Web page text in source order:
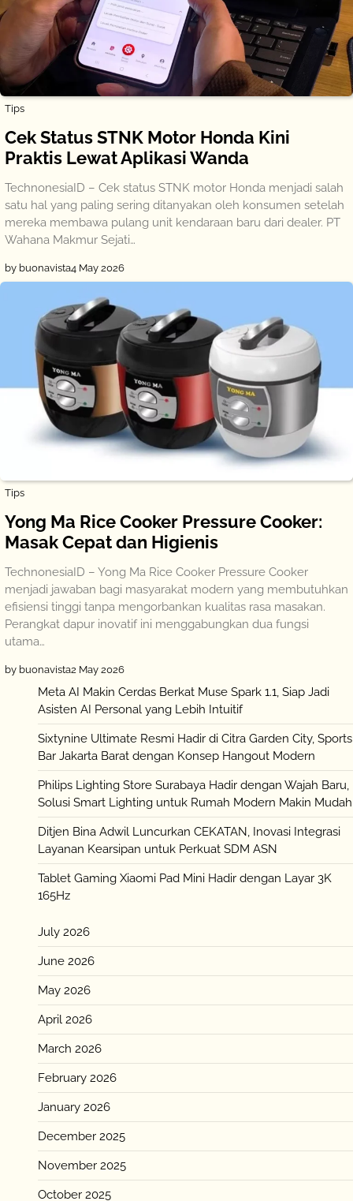
Tips
Cek Status STNK Motor Honda Kini
Praktis Lewat Aplikasi Wanda
TechnonesiaID – Cek status STNK motor Honda menjadi salah
satu hal yang paling sering ditanyakan oleh konsumen setelah
mereka membawa pulang unit kendaraan baru dari dealer. PT
Wahana Makmur Sejati…
by buonavista4 May 2026
Tips
Yong Ma Rice Cooker Pressure Cooker:
Masak Cepat dan Higienis
TechnonesiaID – Yong Ma Rice Cooker Pressure Cooker
menjadi jawaban bagi masyarakat modern yang membutuhkan
efisiensi tinggi tanpa mengorbankan kualitas rasa masakan.
Perangkat dapur inovatif ini menggabungkan dua fungsi
utama…
by buonavista2 May 2026
Meta AI Makin Cerdas Berkat Muse Spark 1.1, Siap Jadi
Asisten AI Personal yang Lebih Intuitif
Sixtynine Ultimate Resmi Hadir di Citra Garden City, Sports
Bar Jakarta Barat dengan Konsep Hangout Modern
Philips Lighting Store Surabaya Hadir dengan Wajah Baru,
Solusi Smart Lighting untuk Rumah Modern Makin Mudah
Ditjen Bina Adwil Luncurkan CEKATAN, Inovasi Integrasi
Layanan Kearsipan untuk Perkuat SDM ASN
Tablet Gaming Xiaomi Pad Mini Hadir dengan Layar 3K
165Hz
July 2026
June 2026
May 2026
April 2026
March 2026
February 2026
January 2026
December 2025
November 2025
October 2025